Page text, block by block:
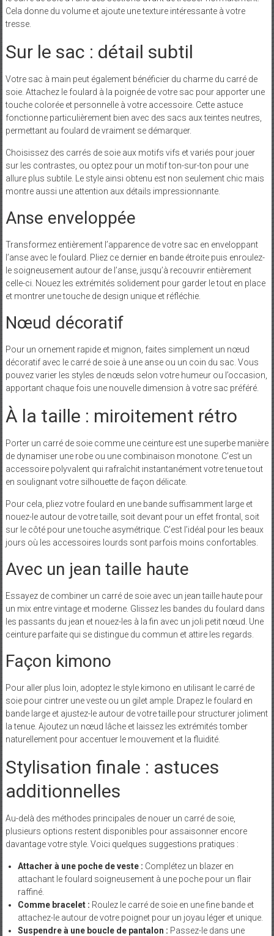
Cela donne du volume et ajoute une texture intéressante à votre
tresse.
Sur le sac : détail subtil
Votre sac à main peut également bénéficier du charme du carré de
soie. Attachez le foulard à la poignée de votre sac pour apporter une
touche colorée et personnelle à votre accessoire. Cette astuce
fonctionne particulièrement bien avec des sacs aux teintes neutres,
permettant au foulard de vraiment se démarquer.
Choisissez des carrés de soie aux motifs vifs et variés pour jouer
sur les contrastes, ou optez pour un motif ton-sur-ton pour une
allure plus subtile. Le style ainsi obtenu est non seulement chic mais
montre aussi une attention aux détails impressionnante.
Anse enveloppée
Transformez entièrement l’apparence de votre sac en enveloppant
l’anse avec le foulard. Pliez ce dernier en bande étroite puis enroulez-
le soigneusement autour de l’anse, jusqu’à recouvrir entièrement
celle-ci. Nouez les extrémités solidement pour garder le tout en place
et montrer une touche de design unique et réfléchie.
Nœud décoratif
Pour un ornement rapide et mignon, faites simplement un nœud
décoratif avec le carré de soie à une anse ou un coin du sac. Vous
pouvez varier les styles de nœuds selon votre humeur ou l’occasion,
apportant chaque fois une nouvelle dimension à votre sac préféré.
À la taille : miroitement rétro
Porter un carré de soie comme une ceinture est une superbe manière
de dynamiser une robe ou une combinaison monotone. C’est un
accessoire polyvalent qui rafraîchit instantanément votre tenue tout
en soulignant votre silhouette de façon délicate.
Pour cela, pliez votre foulard en une bande suffisamment large et
nouez-le autour de votre taille, soit devant pour un effet frontal, soit
sur le côté pour une touche asymétrique. C’est l’idéal pour les beaux
jours où les accessoires lourds sont parfois moins confortables.
Avec un jean taille haute
Essayez de combiner un carré de soie avec un jean taille haute pour
un mix entre vintage et moderne. Glissez les bandes du foulard dans
les passants du jean et nouez-les à la fin avec un joli petit nœud. Une
ceinture parfaite qui se distingue du commun et attire les regards.
Façon kimono
Pour aller plus loin, adoptez le style kimono en utilisant le carré de
soie pour cintrer une veste ou un gilet ample. Drapez le foulard en
bande large et ajustez-le autour de votre taille pour structurer joliment
la tenue. Ajoutez un nœud lâche et laissez les extrémités tomber
naturellement pour accentuer le mouvement et la fluidité.
Stylisation finale : astuces
additionnelles
Au-delà des méthodes principales de nouer un carré de soie,
plusieurs options restent disponibles pour assaisonner encore
davantage votre style. Voici quelques suggestions pratiques :
Attacher à une poche de veste : Complétez un blazer en
attachant le foulard soigneusement à une poche pour un flair
raffiné.
Comme bracelet : Roulez le carré de soie en une fine bande et
attachez-le autour de votre poignet pour un joyau léger et unique.
Suspendre à une boucle de pantalon : Passez-le dans une